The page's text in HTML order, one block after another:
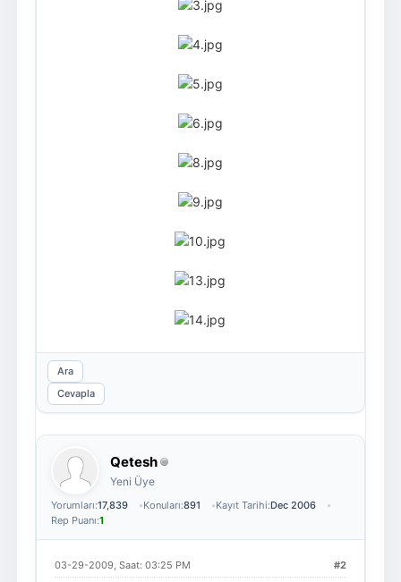
Ara
Cevapla
Qetesh
Yeni Üye
Yorumları:17,839 Konuları:891 Kayıt Tarihi:Dec 2006
Rep Puanı:1
#2
03-29-2009, Saat: 03:25 PM